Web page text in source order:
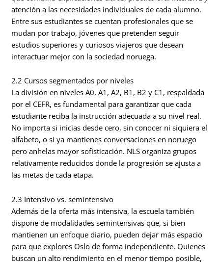
atención a las necesidades individuales de cada alumno.
Entre sus estudiantes se cuentan profesionales que se
mudan por trabajo, jóvenes que pretenden seguir
estudios superiores y curiosos viajeros que desean
interactuar mejor con la sociedad noruega.
2.2 Cursos segmentados por niveles
La división en niveles A0, A1, A2, B1, B2 y C1, respaldada
por el CEFR, es fundamental para garantizar que cada
estudiante reciba la instrucción adecuada a su nivel real.
No importa si inicias desde cero, sin conocer ni siquiera el
alfabeto, o si ya mantienes conversaciones en noruego
pero anhelas mayor sofisticación. NLS organiza grupos
relativamente reducidos donde la progresión se ajusta a
las metas de cada etapa.
2.3 Intensivo vs. semintensivo
Además de la oferta más intensiva, la escuela también
dispone de modalidades semintensivas que, si bien
mantienen un enfoque diario, pueden dejar más espacio
para que explores Oslo de forma independiente. Quienes
buscan un alto rendimiento en el menor tiempo posible,